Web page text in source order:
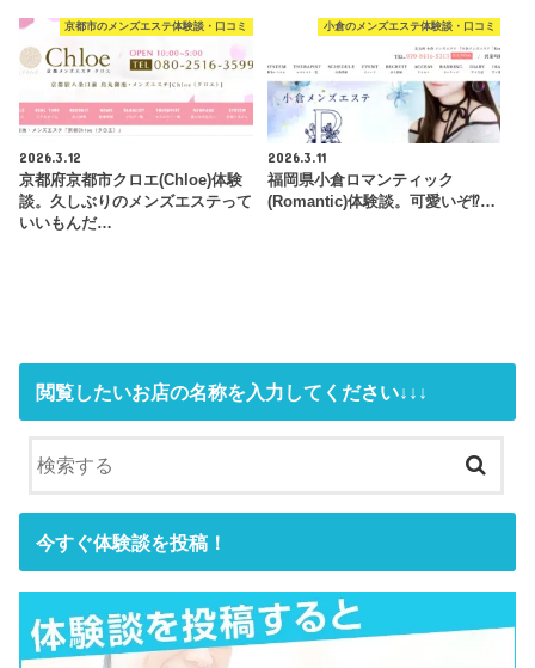
京都市のメンズエステ体験談・口コミ
2026.3.12
京都府京都市クロエ(Chloe)体験
談。久しぶりのメンズエステって
いいもんだ…
小倉のメンズエステ体験談・口コミ
2026.3.11
福岡県小倉ロマンティック
(Romantic)体験談。可愛いぞ⁉…
閲覧したいお店の名称を入力してください↓↓↓
今すぐ体験談を投稿！